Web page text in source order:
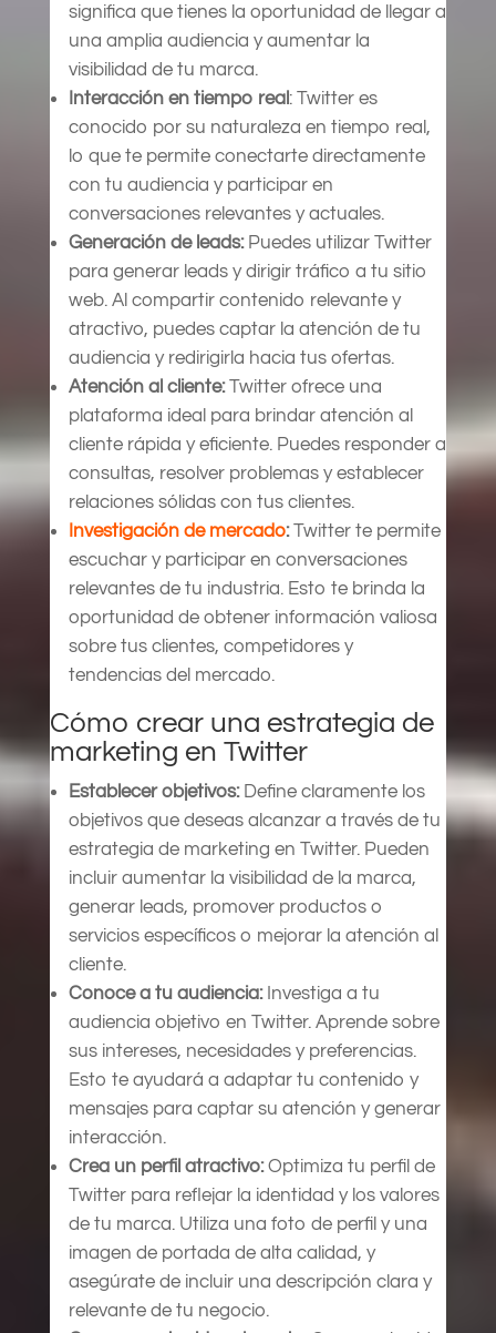
significa que tienes la oportunidad de llegar a
una amplia audiencia y aumentar la
visibilidad de tu marca.
Interacción en tiempo real : Twitter es
conocido por su naturaleza en tiempo real,
lo que te permite conectarte directamente
con tu audiencia y participar en
conversaciones relevantes y actuales.
Generación de leads:Puedes utilizar Twitter
para generar leads y dirigir tráfico a tu sitio
web. Al compartir contenido relevante y
atractivo, puedes captar la atención de tu
audiencia y redirigirla hacia tus ofertas.
Atención al cliente:Twitter ofrece una
plataforma ideal para brindar atención al
cliente rápida y eficiente. Puedes responder a
consultas, resolver problemas y establecer
relaciones sólidas con tus clientes.
Investigación de mercado:Twitter te permite
escuchar y participar en conversaciones
relevantes de tu industria. Esto te brinda la
oportunidad de obtener información valiosa
sobre tus clientes, competidores y
tendencias del mercado.
Cómo crear una estrategia de
marketing en Twitter
Establecer objetivos:Define claramente los
objetivos que deseas alcanzar a través de tu
estrategia de marketing en Twitter. Pueden
incluir aumentar la visibilidad de la marca,
generar leads, promover productos o
servicios específicos o mejorar la atención al
cliente.
Conoce a tu audiencia:Investiga a tu
audiencia objetivo en Twitter. Aprende sobre
sus intereses, necesidades y preferencias.
Esto te ayudará a adaptar tu contenido y
mensajes para captar su atención y generar
interacción.
Crea un perfil atractivo:Optimiza tu perfil de
Twitter para reflejar la identidad y los valores
de tu marca. Utiliza una foto de perfil y una
imagen de portada de alta calidad, y
asegúrate de incluir una descripción clara y
relevante de tu negocio.